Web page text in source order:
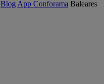
Blog App Conforama Baleares